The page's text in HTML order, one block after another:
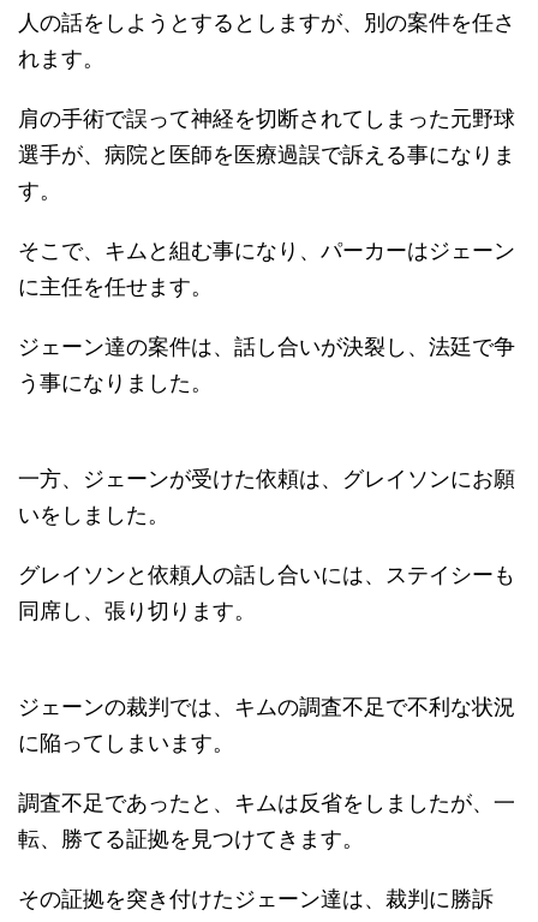
人の話をしようとするとしますが、別の案件を任さ
れます。
肩の手術で誤って神経を切断されてしまった元野球
選手が、病院と医師を医療過誤で訴える事になりま
す。
そこで、キムと組む事になり、パーカーはジェーン
に主任を任せます。
ジェーン達の案件は、話し合いが決裂し、法廷で争
う事になりました。
一方、ジェーンが受けた依頼は、グレイソンにお願
いをしました。
グレイソンと依頼人の話し合いには、ステイシーも
同席し、張り切ります。
ジェーンの裁判では、キムの調査不足で不利な状況
に陥ってしまいます。
調査不足であったと、キムは反省をしましたが、一
転、勝てる証拠を見つけてきます。
その証拠を突き付けたジェーン達は、裁判に勝訴